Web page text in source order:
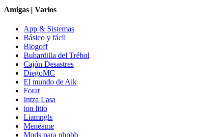
Amigas | Varios
App & Sistemas
Básico y fácil
Blogoff
Buhardilla del Trébol
Cajón Desastres
DiegoMC
El mundo de Aik
Forat
Intza Lasa
ion litio
Liamngls
Menéame
Mods para phpbb